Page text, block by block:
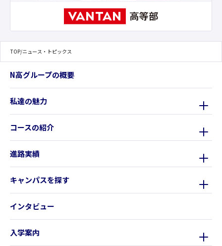
TOP/ニュース・トピックス
N高グループの概要
私達の魅力
コースの紹介
進路実績
キャンパスを探す
インタビュー
入学案内